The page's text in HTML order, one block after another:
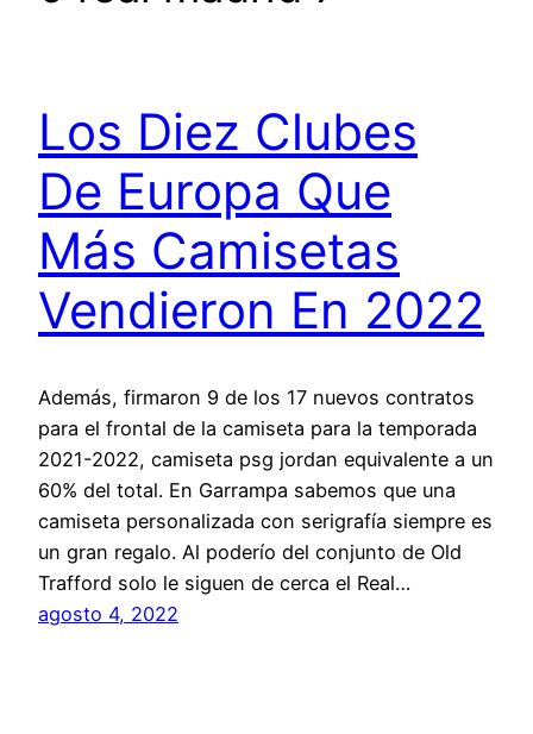
Los Diez Clubes
De Europa Que
Más Camisetas
Vendieron En 2022
Además, firmaron 9 de los 17 nuevos contratos
para el frontal de la camiseta para la temporada
2021-2022, camiseta psg jordan equivalente a un
60% del total. En Garrampa sabemos que una
camiseta personalizada con serigrafía siempre es
un gran regalo. Al poderío del conjunto de Old
Trafford solo le siguen de cerca el Real…
agosto 4, 2022